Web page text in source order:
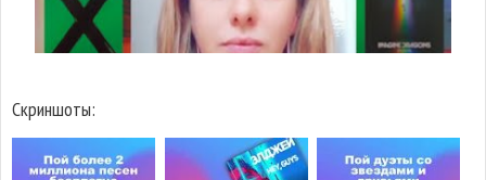
Скриншоты: